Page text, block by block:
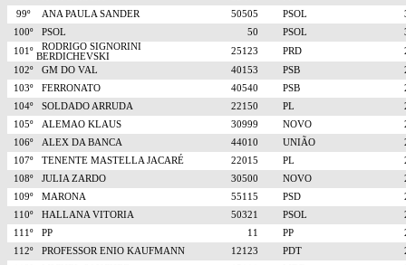
99º
ANA PAULA SANDER 50505 PSOL
100º
PSOL 50 PSOL
101º
RODRIGO SIGNORINI
BERDICHEVSKI
25123 PRD
102º
GM DO VAL 40153 PSB
103º
FERRONATO 40540 PSB
104º
SOLDADO ARRUDA 22150 PL
105º
ALEMAO KLAUS 30999 NOVO
106º
ALEX DA BANCA 44010 UNIÃO
107º
TENENTE MASTELLA JACARÉ 22015 PL
108º
JULIA ZARDO 30500 NOVO
109º
MARONA 55115 PSD
110º
HALLANA VITORIA 50321 PSOL
111º
PP 11 PP
112º
PROFESSOR ENIO KAUFMANN 12123 PDT